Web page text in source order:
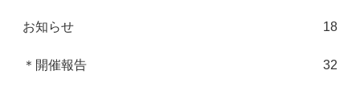
お知らせ 18
＊開催報告 32